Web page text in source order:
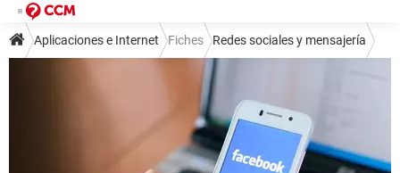
Aplicaciones e Internet Fiches Redes sociales y mensajería